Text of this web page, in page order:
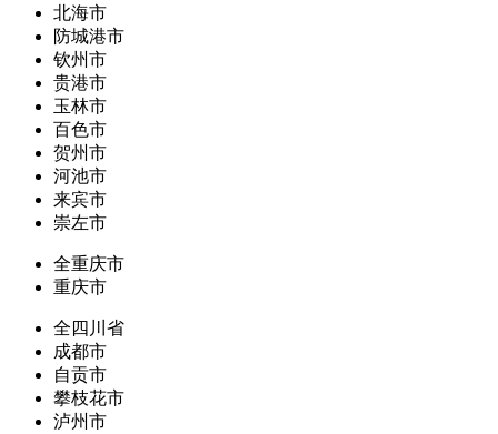
北海市
防城港市
钦州市
贵港市
玉林市
百色市
贺州市
河池市
来宾市
崇左市
全重庆市
重庆市
全四川省
成都市
自贡市
攀枝花市
泸州市